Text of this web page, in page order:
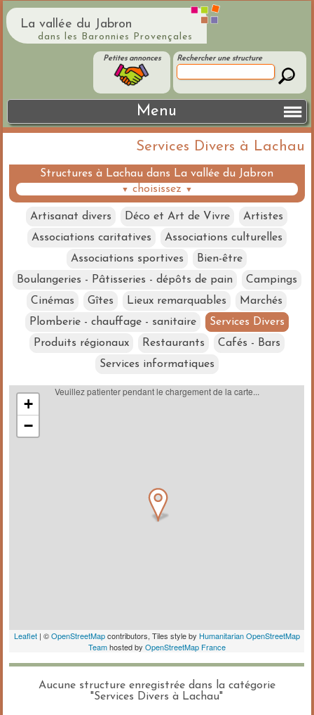
La vallée du Jabron
dans les Baronnies Provençales
Rechercher une structure
Petites annonces
Menu
Services Divers à Lachau
Structures à Lachau dans La vallée du Jabron
▼ choisissez ▼
Artisanat divers Déco et Art de Vivre
Artistes
Associations caritatives
Associations culturelles
Associations sportives
Bien-être
Boulangeries - Pâtisseries - dépôts de pain
Campings
Cinémas
Gîtes Lieux remarquables
Marchés
Plomberie - chauffage - sanitaire
Services Divers
Produits régionaux
Restaurants
Cafés - Bars
Services informatiques
Aucune structure enregistrée dans la catégorie
"Services Divers à Lachau"